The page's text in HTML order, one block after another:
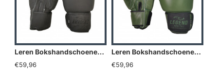
Leren Bokshandschoenen LegendPadding Mat Zwart - Maat: 14oz
€59,96
Leren Bokshandschoenen LegendPadding Army - Maat: 14oz
€59,96